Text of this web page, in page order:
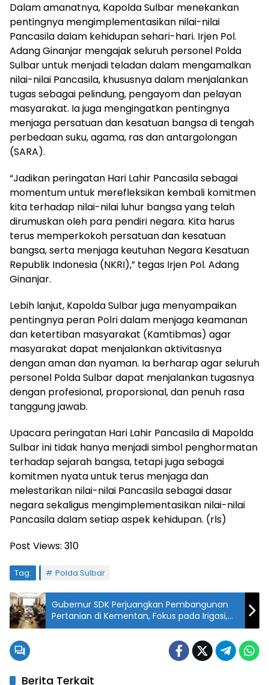
Dalam amanatnya, Kapolda Sulbar menekankan
pentingnya mengimplementasikan nilai-nilai
Pancasila dalam kehidupan sehari-hari. Irjen Pol.
Adang Ginanjar mengajak seluruh personel Polda
Sulbar untuk menjadi teladan dalam mengamalkan
nilai-nilai Pancasila, khususnya dalam menjalankan
tugas sebagai pelindung, pengayom dan pelayan
masyarakat. Ia juga mengingatkan pentingnya
menjaga persatuan dan kesatuan bangsa di tengah
perbedaan suku, agama, ras dan antargolongan
(SARA).
“Jadikan peringatan Hari Lahir Pancasila sebagai
momentum untuk merefleksikan kembali komitmen
kita terhadap nilai-nilai luhur bangsa yang telah
dirumuskan oleh para pendiri negara. Kita harus
terus memperkokoh persatuan dan kesatuan
bangsa, serta menjaga keutuhan Negara Kesatuan
Republik Indonesia (NKRI),” tegas Irjen Pol. Adang
Ginanjar.
Lebih lanjut, Kapolda Sulbar juga menyampaikan
pentingnya peran Polri dalam menjaga keamanan
dan ketertiban masyarakat (Kamtibmas) agar
masyarakat dapat menjalankan aktivitasnya
dengan aman dan nyaman. Ia berharap agar seluruh
personel Polda Sulbar dapat menjalankan tugasnya
dengan profesional, proporsional, dan penuh rasa
tanggung jawab.
Upacara peringatan Hari Lahir Pancasila di Mapolda
Sulbar ini tidak hanya menjadi simbol penghormatan
terhadap sejarah bangsa, tetapi juga sebagai
komitmen nyata untuk terus menjaga dan
melestarikan nilai-nilai Pancasila sebagai dasar
negara sekaligus mengimplementasikan nilai-nilai
Pancasila dalam setiap aspek kehidupan. (rls)
Post Views: 310
Tag: Polda Sulbar
Gubernur SDK Perjuangkan Pembangunan
Pertanian di Kementan, Fokus pada Irigasi,
Alsintan, dan Kakao
Berita Terkait